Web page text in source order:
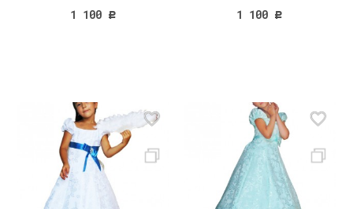
1 100 Р 1 100 Р